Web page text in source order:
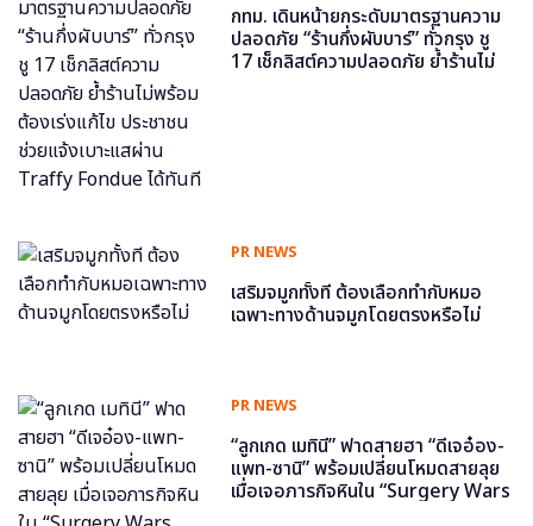
กทม. เดินหน้ายกระดับมาตรฐานความ
ปลอดภัย “ร้านกึ่งผับบาร์” ทั่วกรุง ชู
17 เช็กลิสต์ความปลอดภัย ย้ำร้านไม่
PR NEWS
เสริมจมูกทั้งที ต้องเลือกทำกับหมอ
เฉพาะทางด้านจมูกโดยตรงหรือไม่
PR NEWS
“ลูกเกด เมทินี” ฟาดสายฮา “ดีเจอ๋อง-
แพท-ซานิ” พร้อมเปลี่ยนโหมดสายลุย
เมื่อเจอภารกิจหินใน “Surgery Wars